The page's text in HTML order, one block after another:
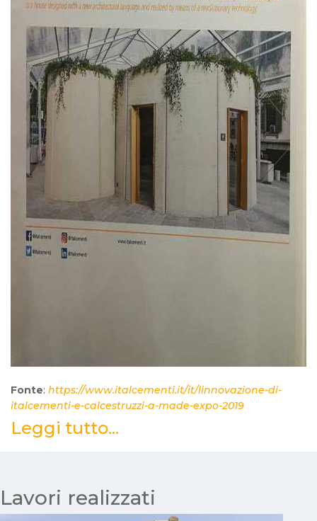
Fonte: https://www.italcementi.it/it/linnovazione-di-
italcementi-e-calcestruzzi-a-made-expo-2019
Leggi tutto...
Lavori realizzati